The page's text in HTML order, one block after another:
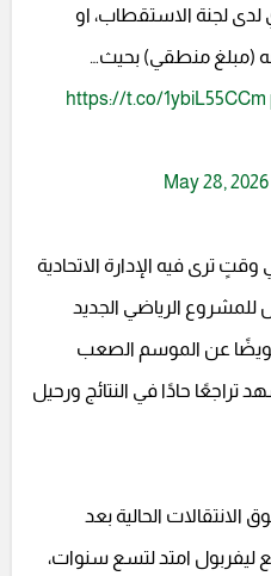
لدى لجنة الاستقطاب، او
(مبلغ منطقي) بحيث…
https://t.co/1ybiL55CCm
May 28, 2026
ترى فيه الإدارة الاتحادية
الرياضي الجديد
عن الموسم الصعب
تراجعًا حادًا في النتائج ورحيل
الحالية بعد
ليفربول امتد لتسع سنوات،